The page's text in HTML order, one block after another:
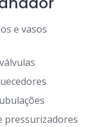
e vasos
pressurizadores